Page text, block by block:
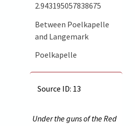
2.943195057838675
Between Poelkapelle
and Langemark
Poelkapelle
Source ID: 13
Under the guns of the Red